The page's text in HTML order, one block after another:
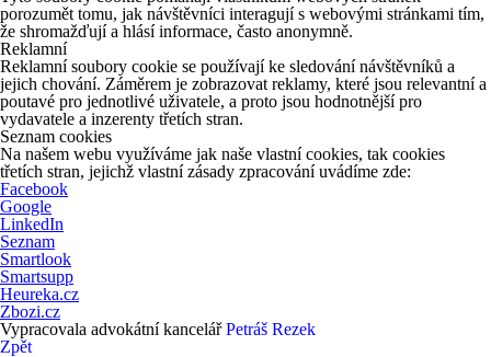
porozumět tomu, jak návštěvníci interagují s webovými stránkami tím,
že shromažďují a hlásí informace, často anonymně.
Reklamní
Reklamní soubory cookie se používají ke sledování návštěvníků a
jejich chování. Záměrem je zobrazovat reklamy, které jsou relevantní a
poutavé pro jednotlivé uživatele, a proto jsou hodnotnější pro
vydavatele a inzerenty třetích stran.
Seznam cookies
Na našem webu využíváme jak naše vlastní cookies, tak cookies
třetích stran, jejichž vlastní zásady zpracování uvádíme zde:
Facebook
Google
LinkedIn
Seznam
Smartlook
Smartsupp
Heureka.cz
Zbozi.cz
Vypracovala advokátní kancelářPetráš Rezek
Zpět